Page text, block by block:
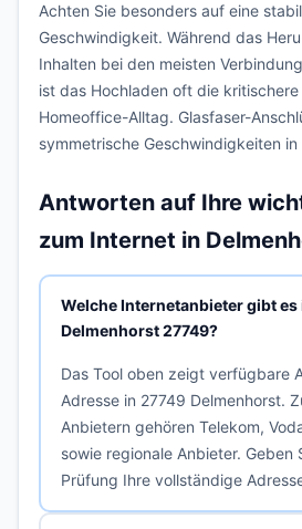
Achten Sie besonders auf eine
Geschwindigkeit. Während das
Inhalten bei den meisten
ist das Hochladen oft die kritischere
Homeoffice-Alltag. Glasfaser-
symmetrische Geschwindigkeiten
Antworten auf Ihre
zum Internet in
Welche Internetanbieter gibt es
Delmenhorst 27749?
Das Tool oben zeigt verfügbare
Adresse in 27749 Delmenhorst.
Anbietern gehören Telekom,
sowie regionale Anbieter. Geben
Prüfung Ihre vollständige